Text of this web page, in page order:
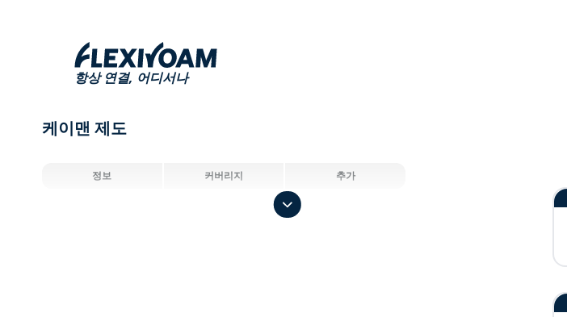
항상 연결, 어디서나
케이맨 제도
정보 커버리지 추가